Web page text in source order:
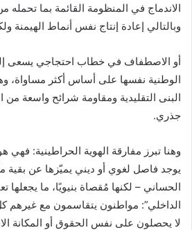
الاندماج في المنظومة القائمة بما تحمله
وبالتالي إعادة إنتاج نفس أنماط الهيمنة
أو الاصطفاف في خطاب احتجاجي يسعى
الوطنية نفسها على أساس أكثر مساواة،
البنى التقليدية ومقاومة شرائح واسعة من
جذري.
وهنا تبرز مفارقة الهوية الحراطينية: فهي
يوجد فاصل لغوي أو ديني يميّزها عن بقية
الحساني – لكنها مُقصاة بنيويًا، ما يجعلها
الداخلي”: مواطنون يتقاسمون مع غيرهم كل
لا يحصلون على نفس الحقوق أو المكانة